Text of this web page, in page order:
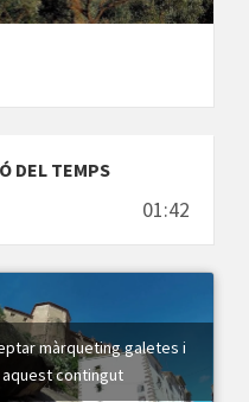
Zafon
DEL TEMPS
01:42
màrqueting galetes i
contingut